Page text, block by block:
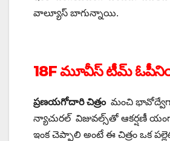
వాల్యూస్ బాగున్నాయి.
18F మూవీస్ టీమ్
ప్రణయగోదారి చిత్రం మంచి
న్యాచురల్ విజువల్స్‌తో ఆకర్షణీ
ఇంక చెప్పాలి అంటే ఈ చిత్రం ఒక